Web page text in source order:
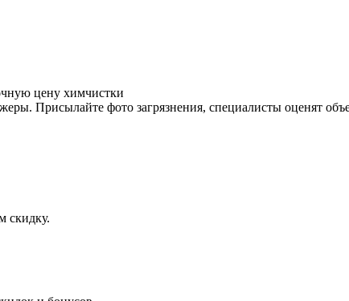
цену химчистки
Присылайте фото загрязнения, специалисты оценят
скидку.